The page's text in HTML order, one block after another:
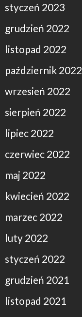
styczeń 2023
grudzień 2022
listopad 2022
październik 2022
wrzesień 2022
sierpień 2022
lipiec 2022
czerwiec 2022
maj 2022
kwiecień 2022
marzec 2022
luty 2022
styczeń 2022
grudzień 2021
listopad 2021